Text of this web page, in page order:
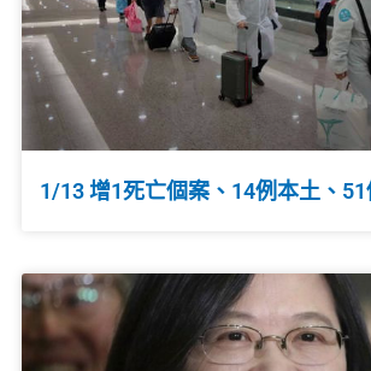
1/13 增1死亡個案、14例本土、